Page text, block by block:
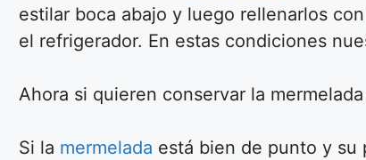
estilar boca abajo y luego rellenarlos
el refrigerador. En estas condiciones
Ahora si quieren conservar la
Si la mermelada está bien de punto y su